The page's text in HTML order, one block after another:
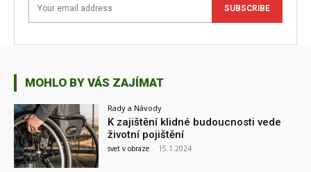
SUBSCRIBE
MOHLO BY VÁS ZAJÍMAT
Rady a Návody
K zajištění klidné budoucnosti vede
životní pojištění
svet v obraze - 15.1.2024